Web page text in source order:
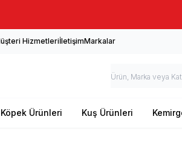
HizmetleriİletişimMarkalar
Köpek Ürünleri Kuş Ürünleri